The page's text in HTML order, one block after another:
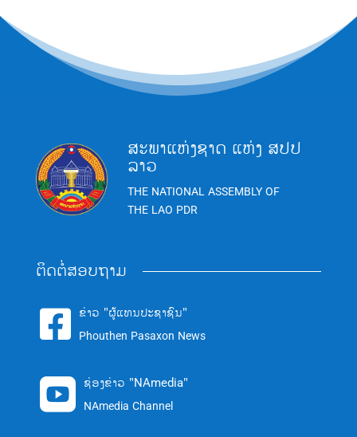
ສະພາແຫ່ງຊາດ ແຫ່ງ ສປປ
ລາວ
THE NATIONAL ASSEMBLY OF
THE LAO PDR
ຕິດຕໍ່ສອບຖາມ
 ຂ່າວ "ຜູ້ແທນປະຊາຊົນ"
Phouthen Pasaxon News
 ຊ່ອງຂ່າວ "NAmedia"
NAmedia Channel